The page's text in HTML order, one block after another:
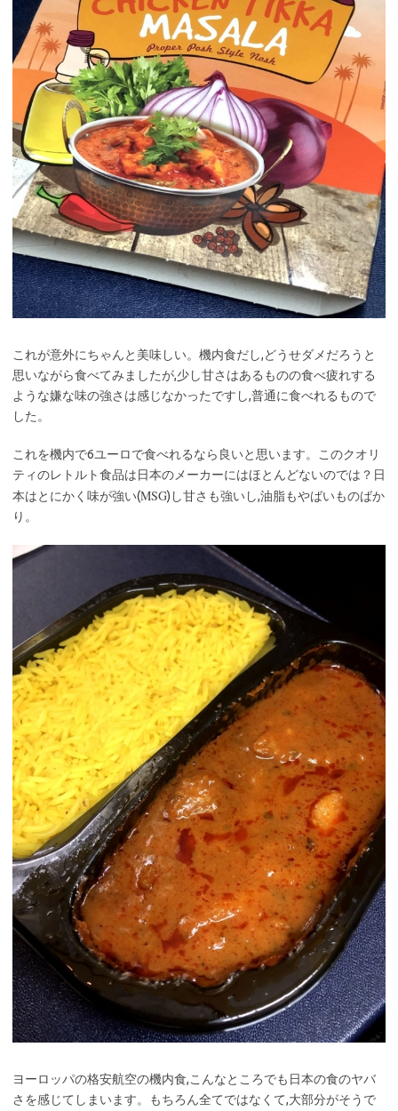
これが意外にちゃんと美味しい。機内食だし,どうせダメだろうと
思いながら食べてみましたが,少し甘さはあるものの食べ疲れする
ような嫌な味の強さは感じなかったですし,普通に食べれるもので
した。
これを機内で6ユーロで食べれるなら良いと思います。このクオリ
ティのレトルト食品は日本のメーカーにはほとんどないのでは？日
本はとにかく味が強い(MSG)し甘さも強いし,油脂もやばいものばか
り。
ヨーロッパの格安航空の機内食,こんなところでも日本の食のヤバ
さを感じてしまいます。もちろん全てではなくて,大部分がそうで